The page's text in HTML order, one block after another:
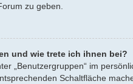
zu geben.
und wie trete ich ihnen bei?
„Benutzergruppen“ im
Schaltfläche